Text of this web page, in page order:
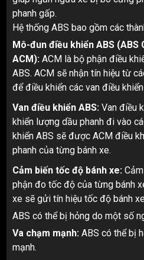
phanh gấp.
Hệ thống ABS bao gồm các
Mô-đun điều khiển ABS
ACM): ACM là bộ phận điều
ABS. ACM sẽ nhận tín hiệu từ
để điều khiển các van điều
Van điều khiển ABS: Van điều
khiển lượng dầu phanh đi vào
khiển ABS sẽ được ACM điều
phanh của từng bánh xe.
Cảm biến tốc độ bánh xe:
phận đo tốc độ của từng bánh
xe sẽ gửi tín hiệu tốc độ bánh
ABS có thể bị hỏng do một số
Va chạm mạnh: ABS có thể bị
mạnh.